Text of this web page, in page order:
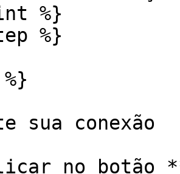
%}
%}
sua conexão
no botão